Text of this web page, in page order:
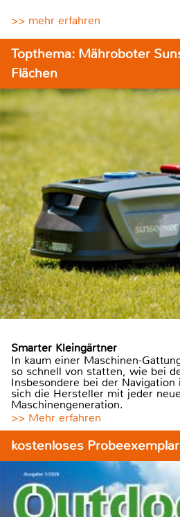
>> mehr erfahren
Topthema: Mähroboter
Flächen
Smarter Kleingärtner
In kaum einer Maschinen-
so schnell von statten, wie bei
Insbesondere bei der
sich die Hersteller mit jeder
Maschinengeneration.
>> Mehr erfahren
kostenloses Probeexemplar